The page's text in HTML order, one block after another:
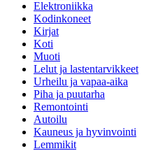
Elektroniikka
Kodinkoneet
Kirjat
Koti
Muoti
Lelut ja lastentarvikkeet
Urheilu ja vapaa-aika
Piha ja puutarha
Remontointi
Autoilu
Kauneus ja hyvinvointi
Lemmikit